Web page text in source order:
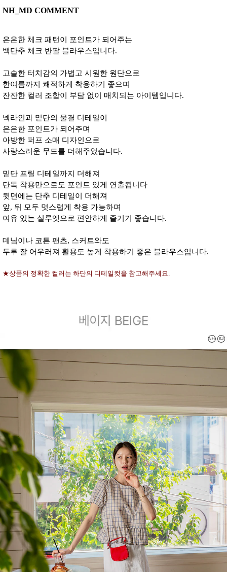
NH_MD COMMENT
은은한 체크 패턴이 포인트가 되어주는
백단추 체크 반팔 블라우스입니다.
고슬한 터치감의 가볍고 시원한 원단으로
한여름까지 쾌적하게 착용하기 좋으며
잔잔한 컬러 조합이 부담 없이 매치되는 아이템입니다.
넥라인과 밑단의 물결 디테일이
은은한 포인트가 되어주며
아방한 퍼프 소매 디자인으로
사랑스러운 무드를 더해주었습니다.
밑단 프릴 디테일까지 더해져
단독 착용만으로도 포인트 있게 연출됩니다
뒷면에는 단추 디테일이 더해져
앞, 뒤 모두 멋스럽게 착용 가능하며
여유 있는 실루엣으로 편안하게 즐기기 좋습니다.
데님이나 코튼 팬츠, 스커트와도
두루 잘 어우러져 활용도 높게 착용하기 좋은 블라우스입니다.
★상품의 정확한 컬러는 하단의 디테일컷을 참고해주세요.